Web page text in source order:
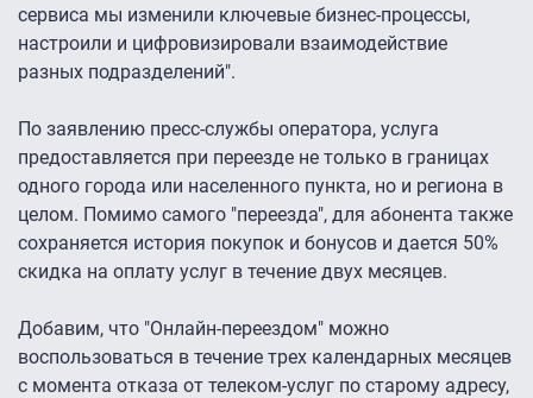
сервиса мы изменили ключевые бизнес-процессы,
настроили и цифровизировали взаимодействие
разных подразделений".
По заявлению пресс-службы оператора, услуга
предоставляется при переезде не только в границах
одного города или населенного пункта, но и региона в
целом. Помимо самого "переезда", для абонента также
сохраняется история покупок и бонусов и дается 50%
скидка на оплату услуг в течение двух месяцев.
Добавим, что "Онлайн-переездом" можно
воспользоваться в течение трех календарных месяцев
с момента отказа от телеком-услуг по старому адресу,